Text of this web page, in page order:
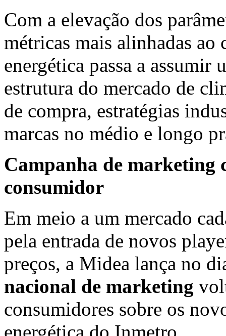
Com a elevação dos
métricas mais alinhadas
energética passa a assumir
estrutura do mercado de
de compra, estratégias
marcas no médio e longo
Campanha de marketing
consumidor
Em meio a um mercado
pela entrada de novos
preços, a Midea lança no
nacional de marketing
consumidores sobre os
energética do Inmetro.